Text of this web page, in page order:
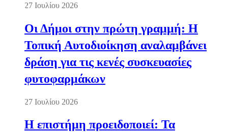
27 Ιουλίου 2026
Οι Δήμοι στην πρώτη γραμμή: Η
Τοπική Αυτοδιοίκηση αναλαμβάνει
δράση για τις κενές συσκευασίες
φυτοφαρμάκων
27 Ιουλίου 2026
Η επιστήμη προειδοποιεί: Τα